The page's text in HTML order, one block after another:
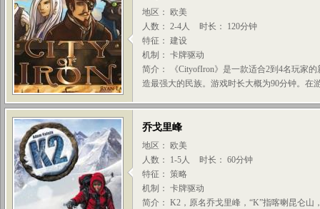
地区： 欧美
人数： 2-4人
时长： 120分钟
特征： 建设
机制： 卡牌驱动
简介： 《CityofIron》是一款适合2到4名玩家
造最强大的民族。游戏时长大概为90分钟。在
乔戈里峰
地区： 欧美
人数： 1-5人
时长： 60分钟
特征： 策略
机制： 卡牌驱动
简介： K2，原名乔戈里峰，“K”指喀喇昆仑山